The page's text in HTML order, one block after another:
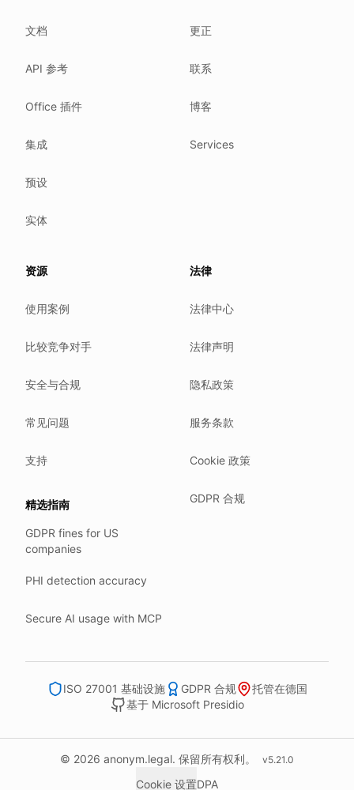
How tokens work
Where we comply
Case studies
We follow these rules
ISO/IEC 27001:2022.
NIS2 (EU 2022/2555).
Our promise
We do not train models on your text.
You own your work.
Hetzner holds ISO 27001 certification.
Backups run every day.
Need help?
support@anonym.legal
We reply within one business day.
Each surface gets its own sweep script and report.
Human reviewers spot-check the output each week.
We track recall and precision on a labelled set.
What we never do
We never sell your information to third parties.
文档
API 参考
Office 插件
集成
预设
实体
更正
联系
博客
Services
资源
使用案例
比较竞争对手
安全与合规
常见问题
支持
精选指南
GDPR fines for US
companies
PHI detection accuracy
Secure AI usage with MCP
法律
法律中心
法律声明
隐私政策
服务条款
Cookie 政策
GDPR 合规
ISO 27001 基础设施 GDPR 合规
托管在德国
基于 Microsoft Presidio
© 2026 anonym.legal. 保留所有权利。 v5.21.0
Cookie 设置DPA